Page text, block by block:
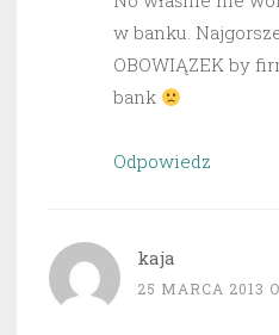
w banku.
OBOWIĄZEK by
bank
Odpowiedz
kaja
25 MARCA 2013